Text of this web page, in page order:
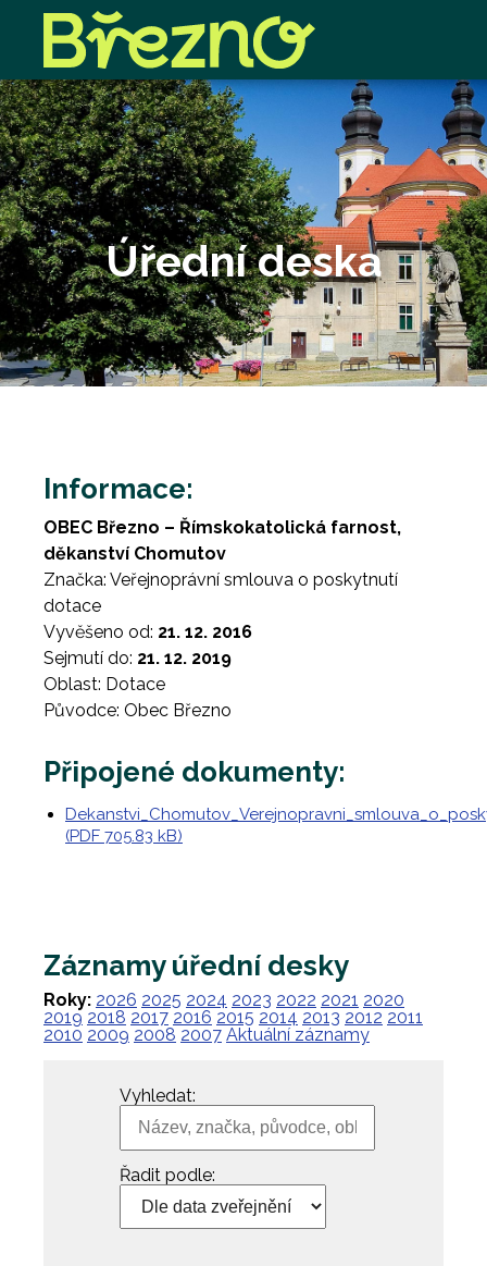
Úřední deska
Informace:
OBEC Březno – Římskokatolická farnost,
děkanství Chomutov
Značka: Veřejnoprávní smlouva o poskytnutí
dotace
Vyvěšeno od: 21. 12. 2016
Sejmutí do: 21. 12. 2019
Oblast: Dotace
Původce: Obec Březno
Připojené dokumenty:
(PDF 705.83 kB)
Záznamy úřední desky
Roky: 2026 2025 2024 2023 2022 2021 2020
2019 2018 2017 2016 2015 2014 2013 2012 2011
2010 2009 2008 2007 Aktuální záznamy
Vyhledat:
Řadit podle: